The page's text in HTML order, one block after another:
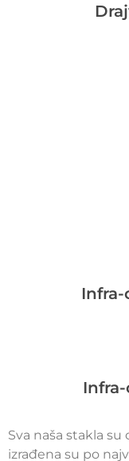
Infra-
Sva naša stakla
izrađena su po